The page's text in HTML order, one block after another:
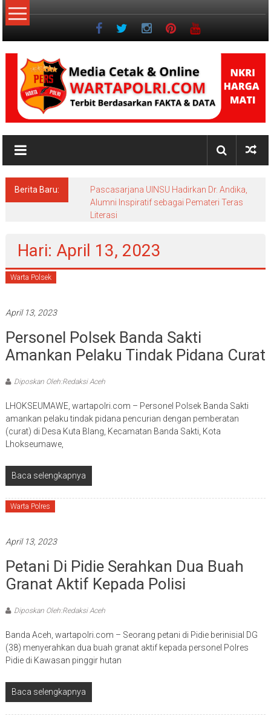
Lompat
ke
NKRI
Jurnalisme
Berita Baru:
Pascasarjana UINSU Hadirkan Dr. Andika,
Alumni Inspiratif sebagai Pemateri Teras
Literasi
Hari: April 13, 2023
Warta Polsek
April 13, 2023
Personel Polsek Banda Sakti
Amankan Pelaku Tindak Pidana Curat
Diposkan Oleh:Redaksi Aceh
LHOKSEUMAWE, wartapolri.com – Personel Polsek Banda Sakti
amankan pelaku tindak pidana pencurian dengan pemberatan
(curat) di Desa Kuta Blang, Kecamatan Banda Sakti, Kota
Lhokseumawe,
Baca selengkapnya
Warta Polres
April 13, 2023
Petani Di Pidie Serahkan Dua Buah
Granat Aktif Kepada Polisi
Diposkan Oleh:Redaksi Aceh
Banda Aceh, wartapolri.com – Seorang petani di Pidie berinisial DG
(38) menyerahkan dua buah granat aktif kepada personel Polres
Pidie di Kawasan pinggir hutan
Baca selengkapnya